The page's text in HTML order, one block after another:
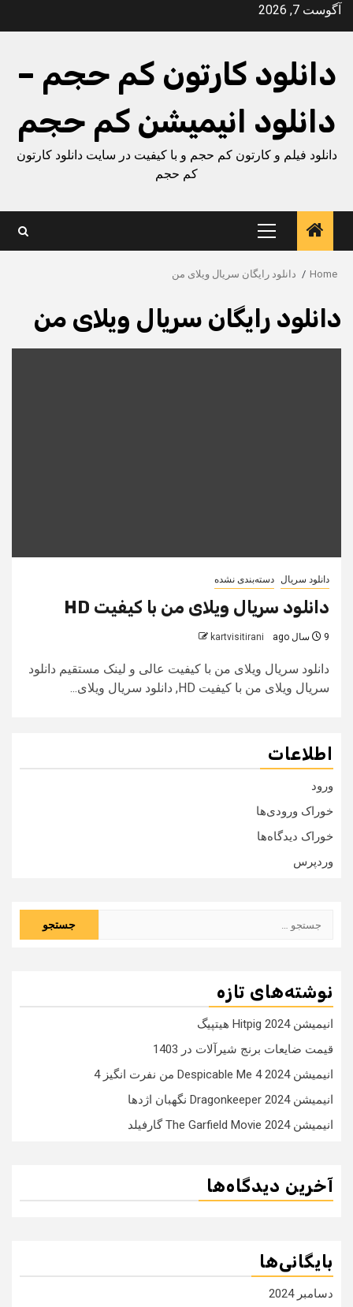
Skipآگوست 7, 2026
دانلود کارتون کم حجم –
دانلود انیمیشن کم حجم
دانلود فیلم و کارتون کم حجم و با کیفیت در سایت دانلود کارتون
کم حجم
Primary
Menu
Home دانلود رایگان سریال ویلای من
دانلود رایگان سریال ویلای من
دانلود سریال دسته‌بندی نشده
دانلود سریال ویلای من با کیفیت HD
9 سال ago kartvisitirani
دانلود سریال ویلای من با کیفیت عالی و لینک مستقیم دانلود
سریال ویلای من با کیفیت HD, دانلود سریال ویلای...
اطلاعات
ورود
خوراک ورودی‌ها
خوراک دیدگاه‌ها
وردپرس
نوشته‌های تازه
انیمیشن Hitpig 2024 هیتپیگ
قیمت ضایعات برنج شیرآلات در 1403
انیمیشن Despicable Me 4 2024 من نفرت انگیز 4
انیمیشن Dragonkeeper 2024 نگهبان اژدها
انیمیشن The Garfield Movie 2024 گارفیلد
آخرین دیدگاه‌ها
بایگانی‌ها
دسامبر 2024